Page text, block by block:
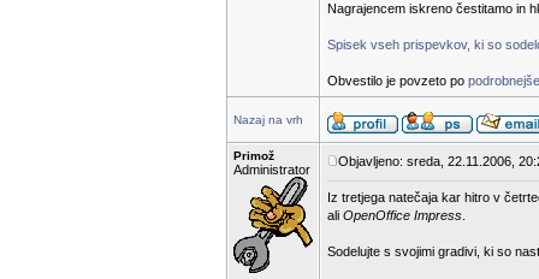
Nagrajencem iskreno čestitamo in
Spisek vseh prispevkov, ki so
Obvestilo je povzeto po
Nazaj na vrh
Primož
Administrator
Objavljeno: sreda, 22.11.2006,
Iz tretjega natečaja kar hitro v
ali OpenOffice Impress
Sodelujte s svojimi gradivi, ki so